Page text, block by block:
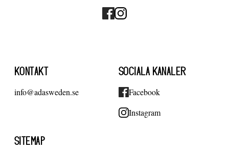
KONTAKT
info@adasweden.se
SOCIALA KANALER
Facebook
Instagram
SITEMAP